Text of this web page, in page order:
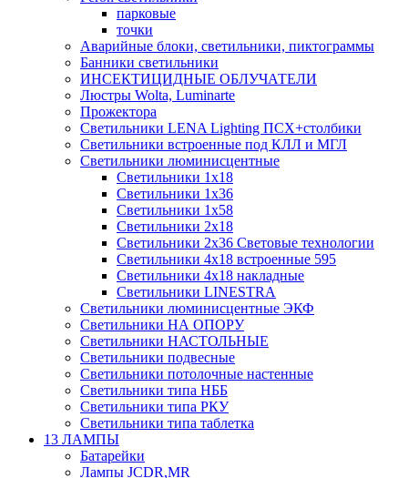
парковые
точки
Аварийные блоки, светильники, пиктограммы
Банники светильники
ИНСЕКТИЦИДНЫЕ ОБЛУЧАТЕЛИ
Люстры Wolta, Luminarte
Прожектора
Светильники LENA Lighting ПСХ+столбики
Светильники встроенные под КЛЛ и МГЛ
Светильники люминисцентные
Светильники 1х18
Светильники 1х36
Светильники 1х58
Светильники 2х18
Светильники 2х36 Световые технологии
Светильники 4х18 встроенные 595
Светильники 4х18 накладные
Светильники LINESTRA
Светильники люминисцентные ЭКФ
Светильники НА ОПОРУ
Светильники НАСТОЛЬНЫЕ
Светильники подвесные
Светильники потолочные настенные
Светильники типа НББ
Светильники типа РКУ
Светильники типа таблетка
13 ЛАМПЫ
Батарейки
Лампы JCDR,MR